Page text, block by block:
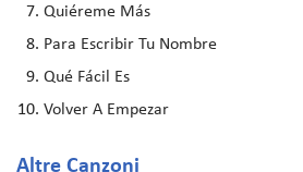
Quiéreme Más
Para Escribir Tu Nombre
Qué Fácil Es
Volver A Empezar
Altre Canzoni